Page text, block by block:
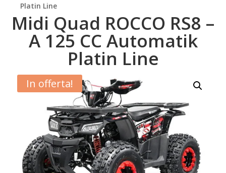
Platin Line
Midi Quad ROCCO RS8 –
A 125 CC Automatik
Platin Line
In offerta!